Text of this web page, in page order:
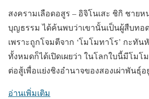
สงครามเลือดอสูร – อิจิโนเสะ ชิกิ ชาย
บุญธรรม ได้ค้นพบว่าเขานั้นเป็นผู้สืบทอ
เพราะถูกโจมตีจาก ‘โมโมทาโร’ กะทัน
ทั้งหมดก็ได้เปิดเผยว่า ในโลกใบนี้มีโมโ
ต่อสู้เพื่อแย่งชิงอำนาจของสองเผ่าพันธุ์อ
อ่านเพิ่มเติม